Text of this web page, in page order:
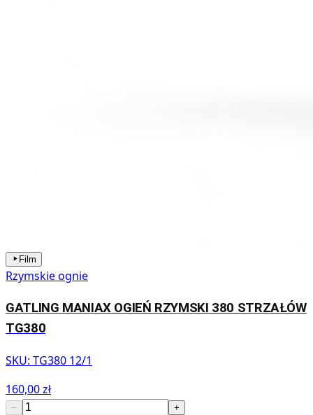
Film
Rzymskie ognie
GATLING MANIAX OGIEŃ RZYMSKI 380 STRZAŁÓW
TG380
SKU: TG380 12/1
160,00 zł
− +